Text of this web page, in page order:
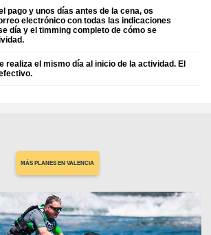
pago y unos días antes de la cena, os
electrónico con todas las indicaciones
día y el timming completo de cómo se
realiza el mismo día al inicio de la actividad. El
MÁS PLANES EN VALENCIA